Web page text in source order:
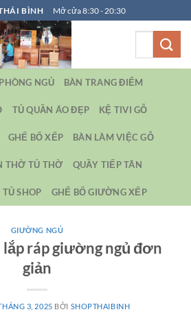
BÌNH Mở cửa 8:30 - 20:30
NGỦ BÀN TRANG ĐIỂM
TỦ QUẦN ÁO ĐẸP KỆ TIVI GỖ
GHẾ BỐ XẾP BÀN LÀM VIỆC GỖ
THỜ TỦ THỜ QUẦY TIẾP TÂN
SHOP GHẾ BỐ GIƯỜNG XẾP
GIƯỜNG NGỦ
ráp giường ngủ đơn
giản
3, 2025 BỞI SHOPTHAIBINH